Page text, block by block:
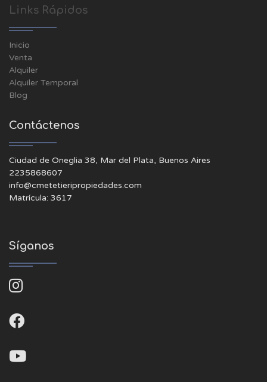
Links Rápidos
Inicio
Venta
Alquiler
Alquiler Temporal
Blog
Contáctenos
Ciudad de Oneglia 38, Mar del Plata, Buenos Aires
2235868607
info@cmetetieripropiedades.com
Matrícula: 3617
Síganos